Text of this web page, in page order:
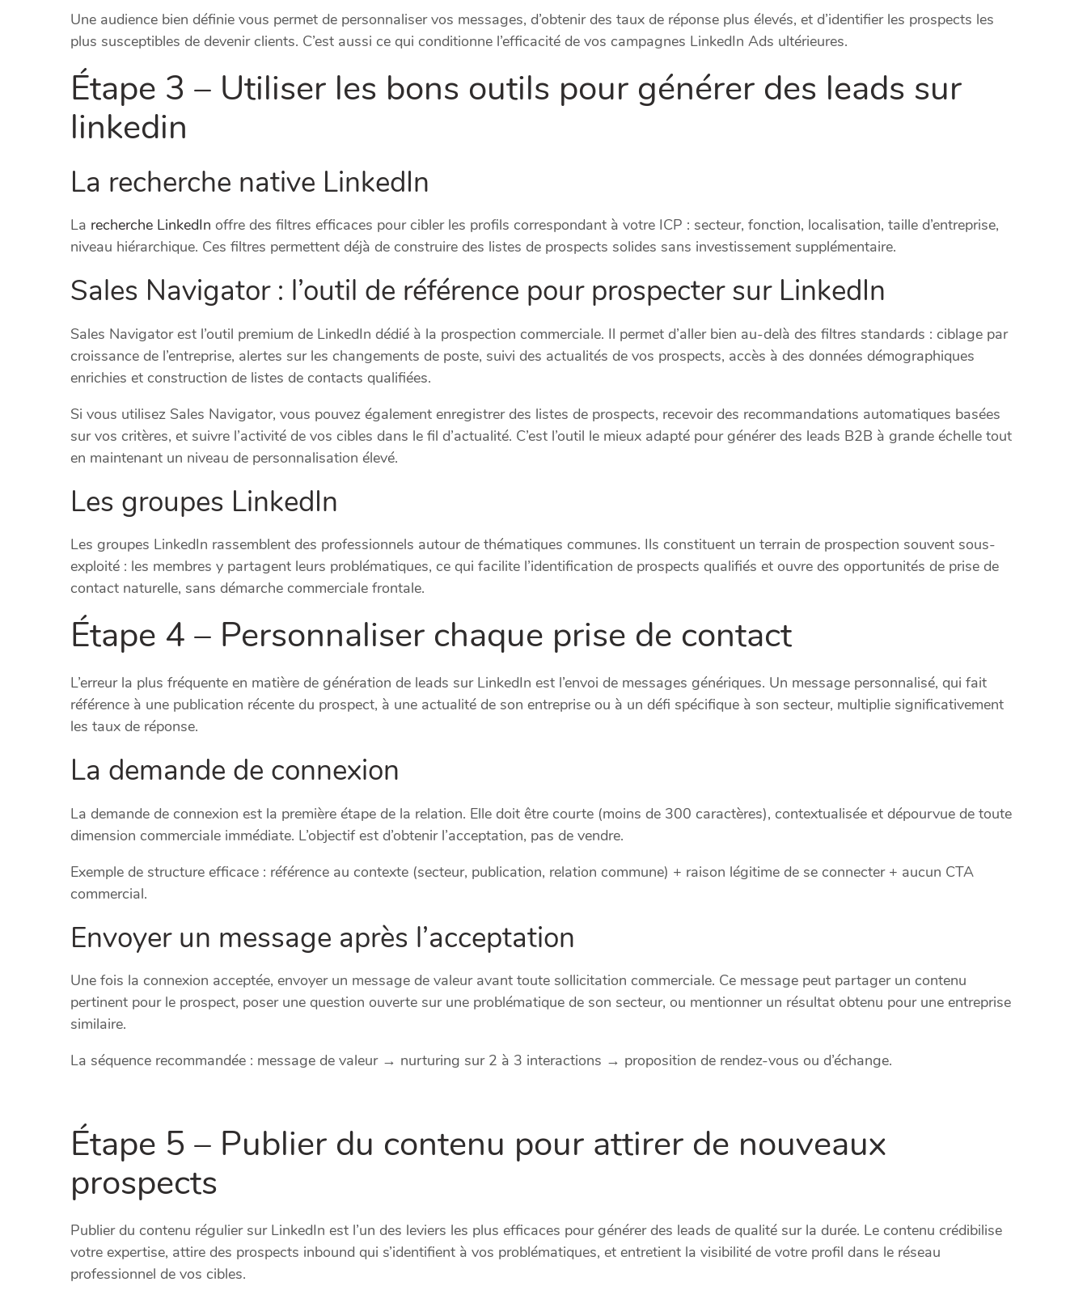
Une audience bien définie vous permet de personnaliser vos messages, d’obtenir des taux de réponse plus élevés, et d’identifier les prospects les
plus susceptibles de devenir clients. C’est aussi ce qui conditionne l’efficacité de vos campagnes LinkedIn Ads ultérieures.
Étape 3 – Utiliser les bons outils pour générer des leads sur
linkedin
La recherche native LinkedIn
La recherche LinkedIn offre des filtres efficaces pour cibler les profils correspondant à votre ICP : secteur, fonction, localisation, taille d’entreprise,
niveau hiérarchique. Ces filtres permettent déjà de construire des listes de prospects solides sans investissement supplémentaire.
Sales Navigator : l’outil de référence pour prospecter sur LinkedIn
Sales Navigator est l’outil premium de LinkedIn dédié à la prospection commerciale. Il permet d’aller bien au-delà des filtres standards : ciblage par
croissance de l’entreprise, alertes sur les changements de poste, suivi des actualités de vos prospects, accès à des données démographiques
enrichies et construction de listes de contacts qualifiées.
Si vous utilisez Sales Navigator, vous pouvez également enregistrer des listes de prospects, recevoir des recommandations automatiques basées
sur vos critères, et suivre l’activité de vos cibles dans le fil d’actualité. C’est l’outil le mieux adapté pour générer des leads B2B à grande échelle tout
en maintenant un niveau de personnalisation élevé.
Les groupes LinkedIn
Les groupes LinkedIn rassemblent des professionnels autour de thématiques communes. Ils constituent un terrain de prospection souvent sous-
exploité : les membres y partagent leurs problématiques, ce qui facilite l’identification de prospects qualifiés et ouvre des opportunités de prise de
contact naturelle, sans démarche commerciale frontale.
Étape 4 – Personnaliser chaque prise de contact
L’erreur la plus fréquente en matière de génération de leads sur LinkedIn est l’envoi de messages génériques. Un message personnalisé, qui fait
référence à une publication récente du prospect, à une actualité de son entreprise ou à un défi spécifique à son secteur, multiplie significativement
les taux de réponse.
La demande de connexion
La demande de connexion est la première étape de la relation. Elle doit être courte (moins de 300 caractères), contextualisée et dépourvue de toute
dimension commerciale immédiate. L’objectif est d’obtenir l’acceptation, pas de vendre.
Exemple de structure efficace : référence au contexte (secteur, publication, relation commune) + raison légitime de se connecter + aucun CTA
commercial.
Envoyer un message après l’acceptation
Une fois la connexion acceptée, envoyer un message de valeur avant toute sollicitation commerciale. Ce message peut partager un contenu
pertinent pour le prospect, poser une question ouverte sur une problématique de son secteur, ou mentionner un résultat obtenu pour une entreprise
similaire.
La séquence recommandée : message de valeur → nurturing sur 2 à 3 interactions → proposition de rendez-vous ou d’échange.
Étape 5 – Publier du contenu pour attirer de nouveaux
prospects
Publier du contenu régulier sur LinkedIn est l’un des leviers les plus efficaces pour générer des leads de qualité sur la durée. Le contenu crédibilise
votre expertise, attire des prospects inbound qui s’identifient à vos problématiques, et entretient la visibilité de votre profil dans le réseau
professionnel de vos cibles.